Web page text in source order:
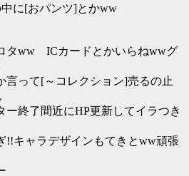
に[おパンツ]とかww
タww ICカードとかいらねwwグ
言って[～コレクション]売るの止
ー終了間近にHP更新してイラつき
!!キャラデザインもてきとww頑張